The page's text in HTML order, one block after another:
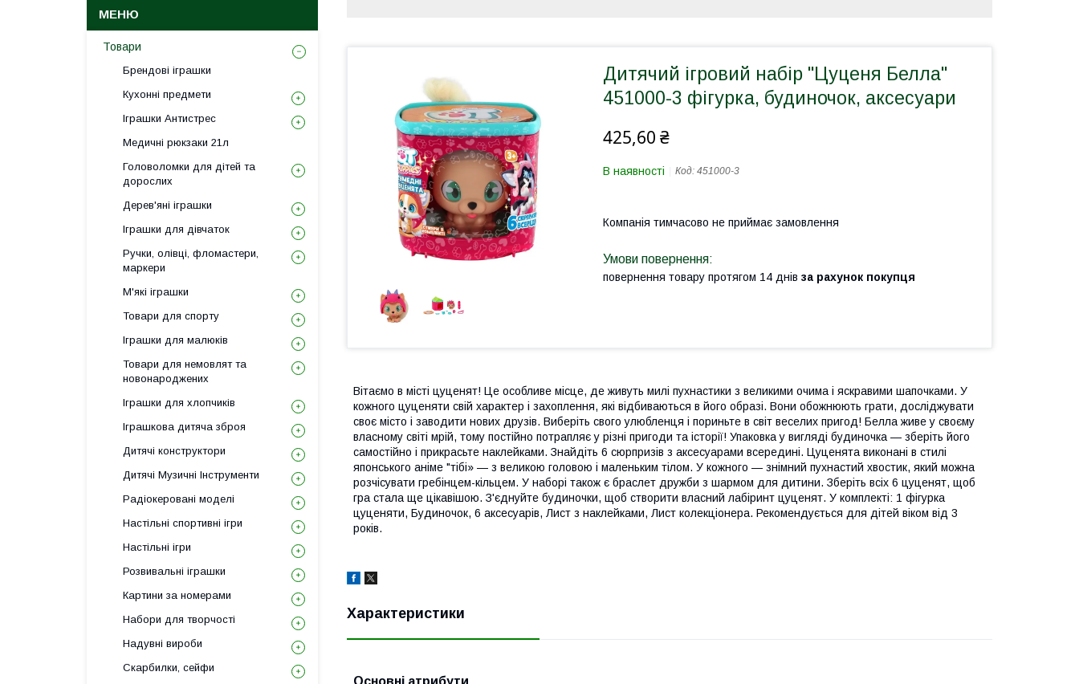
Дитячий ігровий набір "Цуценя Белла"
451000-3 фігурка, будиночок, аксесуари
425,60 ₴
В наявності Код: 451000-3
Компанія тимчасово не приймає замовлення
повернення товару протягом 14 днів за рахунок покупця
Вітаємо в місті цуценят! Це особливе місце, де живуть милі пухнастики з великими очима і яскравими шапочками. У
кожного цуценяти свій характер і захоплення, які відбиваються в його образі. Вони обожнюють грати, досліджувати
своє місто і заводити нових друзів. Виберіть свого улюбленця і пориньте в світ веселих пригод! Белла живе у своєму
власному світі мрій, тому постійно потрапляє у різні пригоди та історії! Упаковка у вигляді будиночка — зберіть його
самостійно і прикрасьте наклейками. Знайдіть 6 сюрпризів з аксесуарами всередині. Цуценята виконані в стилі
японського аніме "тібі» — з великою головою і маленьким тілом. У кожного — знімний пухнастий хвостик, який можна
розчісувати гребінцем-кільцем. У наборі також є браслет дружби з шармом для дитини. Зберіть всіх 6 цуценят, щоб
гра стала ще цікавішою. З'єднуйте будиночки, щоб створити власний лабіринт цуценят. У комплекті: 1 фігурка
цуценяти, Будиночок, 6 аксесуарів, Лист з наклейками, Лист колекціонера. Рекомендується для дітей віком від 3
років.
Характеристики
Основні атрибути
Товари
Брендові іграшки
Кухонні предмети
Іграшки Антистрес
Медичні рюкзаки 21л
Головоломки для дітей та
дорослих
Дерев'яні іграшки
Іграшки для дівчаток
Ручки, олівці, фломастери,
маркери
М'які іграшки
Товари для спорту
Іграшки для малюків
Товари для немовлят та
новонароджених
Іграшки для хлопчиків
Іграшкова дитяча зброя
Дитячі конструктори
Дитячі Музичні Інструменти
Радіокеровані моделі
Настільні спортивні ігри
Настільні ігри
Розвивальні іграшки
Картини за номерами
Набори для творчості
Надувні вироби
Скарбилки, сейфи